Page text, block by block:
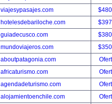
viajesypasajes.com
hotelesdebariloche.com
guiadecusco.com
mundoviajeros.com
aboutpatagonia.com
africaturismo.com
agendadeturismo.com
alojamientoenchile.com